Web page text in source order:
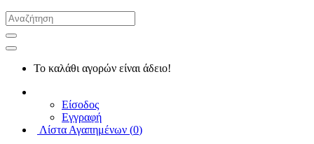
Το καλάθι αγορών είναι άδειο!
Είσοδος
Εγγραφή
Λίστα Αγαπημένων (0)